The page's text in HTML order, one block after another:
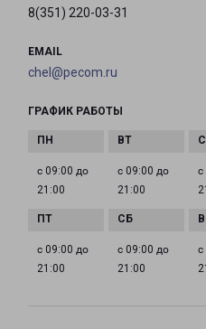
8(351) 220-03-31
EMAIL
chel@pecom.ru
ГРАФИК РАБОТЫ
с 09:00 до
21:00
с 09:00 до
21:00
с
с 09:00 до
21:00
с 09:00 до
21:00
с